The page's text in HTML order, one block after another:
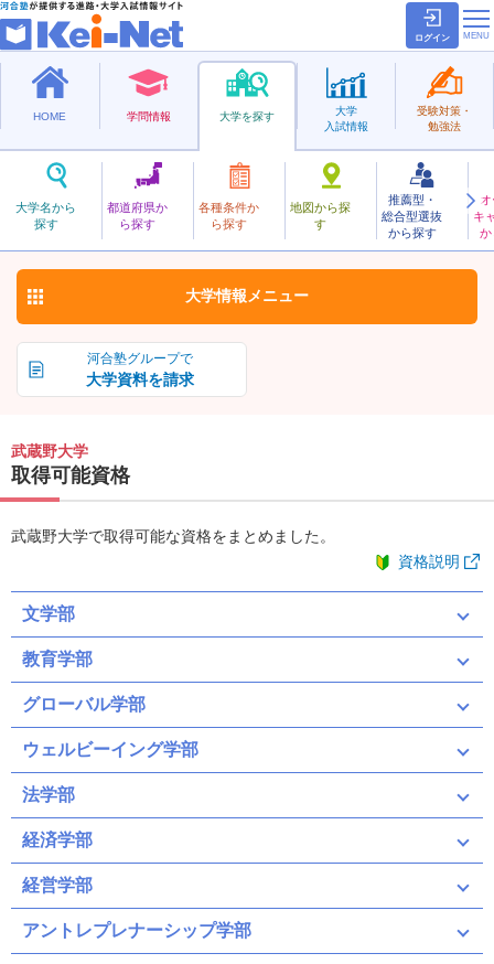
ログイン
HOME 学問情報 大学を探す
大学名から
探す
都道府県か
ら探す
各種条件か
ら探す
地図から探
す
推薦型・
総合型選抜
から探す
キ
か
大学
入試情報
受験対策・
勉強法
私立
むさしの
武蔵野大学 お気に入り
河合塾グループで
大学資料を請求
大学情報 メニュー
武蔵野大学
取得可能資格
武蔵野大学で取得可能な資格をまとめました。
資格説明
文学部
教育学部
グローバル学部
ウェルビーイング学部
法学部
経済学部
経営学部
アントレプレナーシップ学部